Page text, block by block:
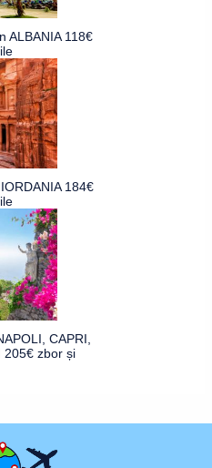
ALBANIA 118€
184€
CAPRI,
205€ zbor și